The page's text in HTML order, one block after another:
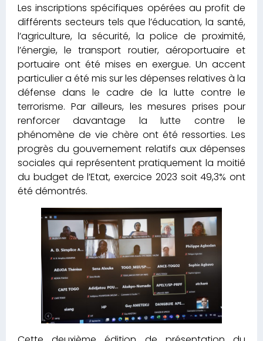
Les inscriptions spécifiques opérées au profit de
différents secteurs tels que l’éducation, la santé,
l’agriculture, la sécurité, la police de proximité,
l’énergie, le transport routier, aéroportuaire et
portuaire ont été mises en exergue. Un accent
particulier a été mis sur les dépenses relatives à la
défense dans le cadre de la lutte contre le
terrorisme. Par ailleurs, les mesures prises pour
renforcer davantage la lutte contre le
phénomène de vie chère ont été ressorties. Les
progrès du gouvernement relatifs aux dépenses
sociales qui représentent pratiquement la moitié
du budget de l’Etat, exercice 2023 soit 49,3% ont
été démontrés.